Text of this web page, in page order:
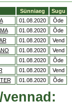
Sünniaeg
Sugu
01.08.2020
Õde
01.08.2020
Õde
01.08.2020
Vend
01.08.2020
Vend
01.08.2020
Õde
01.08.2020
Vend
01.08.2020 Õde